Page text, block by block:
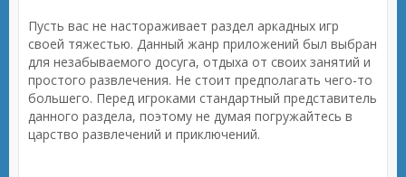
Пусть вас не настораживает раздел аркадных игр
своей тяжестью. Данный жанр приложений был выбран
для незабываемого досуга, отдыха от своих занятий и
простого развлечения. Не стоит предполагать чего-то
большего. Перед игроками стандартный представитель
данного раздела, поэтому не думая погружайтесь в
царство развлечений и приключений.